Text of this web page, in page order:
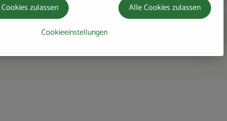
Cookieeinstellungen
zulassen Alle Cookies zulassen